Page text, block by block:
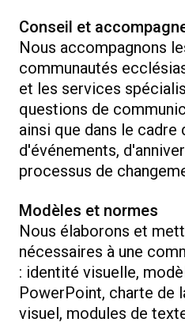
Conseil et
Nous accompagnons
communautés
et les services
questions de
ainsi que dans le cadre
d'événements,
processus de
Modèles et normes
Nous élaborons et
nécessaires à une
: identité visuelle,
PowerPoint, charte de
visuel, modules de